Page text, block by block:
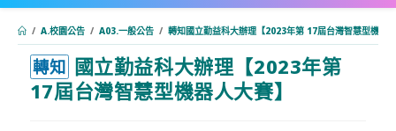
/ A.校園公告 / A03.一般公告 / 轉知國立勤益科大辦理【2023年第 17屆台灣智慧型機器
轉知 國立勤益科大辦理【2023年第
17屆台灣智慧型機器人大賽】